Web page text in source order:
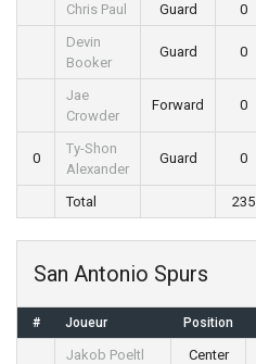
Chris Paul Guard 0
Devin
Booker
Guard 0
Jae
Crowder
Forward 0
0
Ty-Shon
Alexander
Guard 0
Total 235
San Antonio Spurs
# Joueur Position
Jakob Poeltl Center